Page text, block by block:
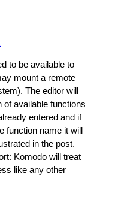
to be available to
mount a remote
The editor will
of available functions
entered and if
function name it will
in the post.
Komodo will treat
like any other